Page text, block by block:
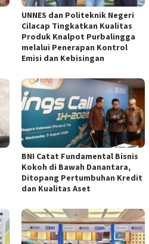
UNNES dan Politeknik Negeri
Cilacap Tingkatkan Kualitas
Produk Knalpot Purbalingga
melalui Penerapan Kontrol
Emisi dan Kebisingan
BNI Catat Fundamental Bisnis
Kokoh di Bawah Danantara,
Ditopang Pertumbuhan Kredit
dan Kualitas Aset